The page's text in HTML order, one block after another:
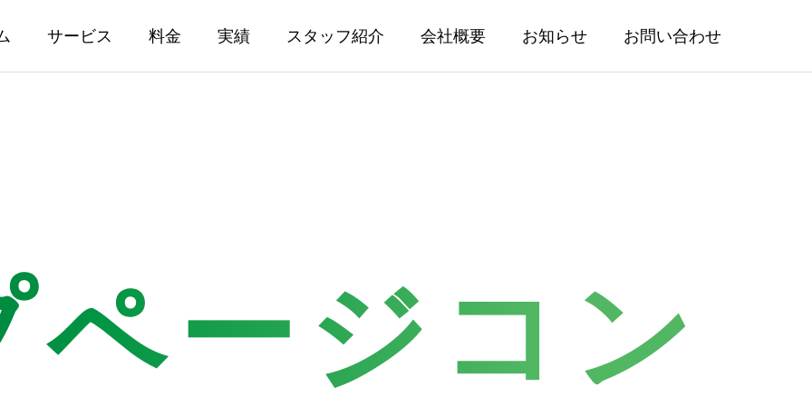
サービス 料金 実績 スタッフ紹介 会社概要 お知らせ お問い合わせ
ページコン